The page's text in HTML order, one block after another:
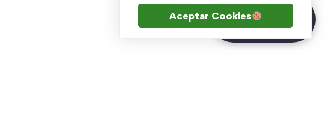
¿Tienes dudas?
Chatea con Inna
Aceptar Cookies